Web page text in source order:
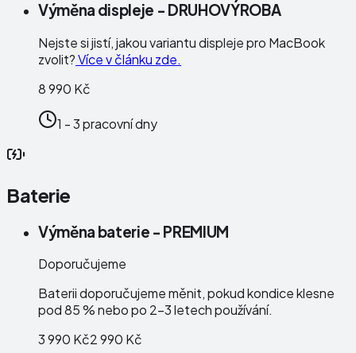
Výměna displeje - DRUHOVÝROBA
Nejste si jistí, jakou variantu displeje pro MacBook
zvolit?Více v článku zde.
8 990 Kč
1 - 3 pracovní dny
Baterie
Výměna baterie - PREMIUM
Doporučujeme
Baterii doporučujeme měnit, pokud kondice klesne
pod 85 % nebo po 2–3 letech používání.
3 990 Kč2 990 Kč